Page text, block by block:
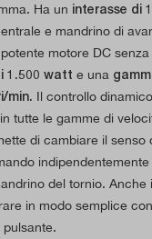
Ha un interasse di
e mandrino di
motore DC
1.500 watt e una
min. Il controllo
tutte le gamme di
di cambiare il senso
del tornio. Anche
in modo semplice